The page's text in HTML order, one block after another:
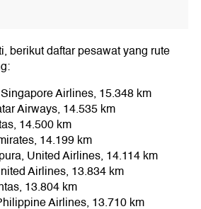
berikut daftar pesawat yang rute
Airlines, 15.348 km
Airways, 14.535 km
14.500 km
14.199 km
United Airlines, 14.114 km
Airlines, 13.834 km
13.804 km
Airlines, 13.710 km